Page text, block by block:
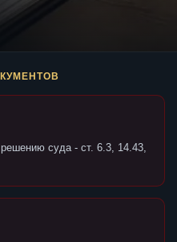
суда - ст. 6.3, 14.43,